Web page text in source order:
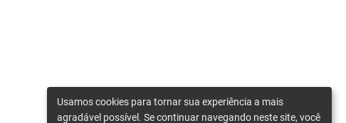
Usamos cookies para tornar sua experiência a mais
agradável possível. Se continuar navegando neste site, você